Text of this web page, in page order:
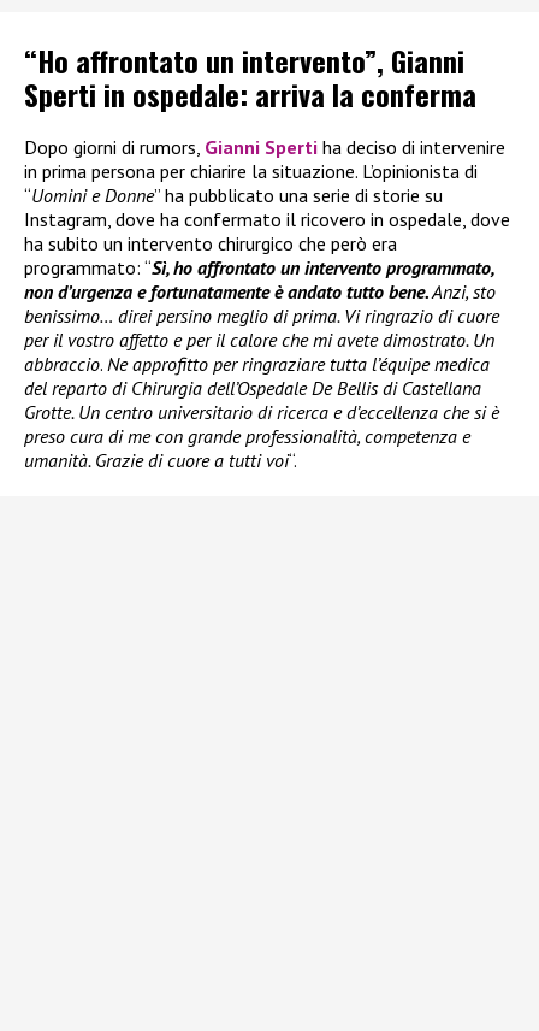
“Ho affrontato un intervento”, Gianni
Sperti in ospedale: arriva la conferma
Dopo giorni di rumors, Gianni Sperti ha deciso di intervenire
in prima persona per chiarire la situazione. L’opinionista di
“Uomini e Donne” ha pubblicato una serie di storie su
Instagram, dove ha confermato il ricovero in ospedale, dove
ha subito un intervento chirurgico che però era
programmato: “Sì, ho affrontato un intervento programmato,
non d’urgenza e fortunatamente è andato tutto bene.Anzi, sto
benissimo… direi persino meglio di prima. Vi ringrazio di cuore
per il vostro affetto e per il calore che mi avete dimostrato. Un
abbraccio. Ne approfitto per ringraziare tutta l’équipe medica
del reparto di Chirurgia dell’Ospedale De Bellis di Castellana
Grotte. Un centro universitario di ricerca e d’eccellenza che si è
preso cura di me con grande professionalità, competenza e
umanità. Grazie di cuore a tutti voi“.